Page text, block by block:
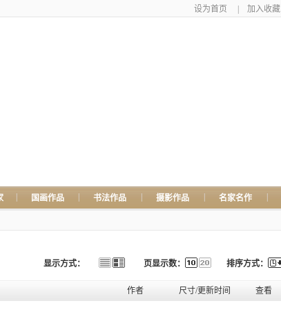
设为首页 加入收藏
国画作品 书法作品 摄影作品 名家名作
显示方式： 页显示数： 排序方式：
作者 尺寸/更新时间 查看